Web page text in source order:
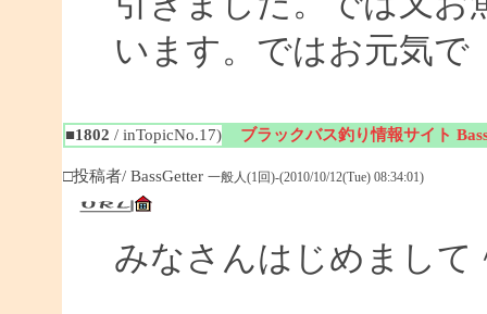
います。ではお元気で
■1802 / inTopicNo.17) ブラックバス釣り情報サイト
□投稿者/ BassGetter 一般人(1回)-(2010/10/12(Tue) 08:34:01)
みなさんはじめまして